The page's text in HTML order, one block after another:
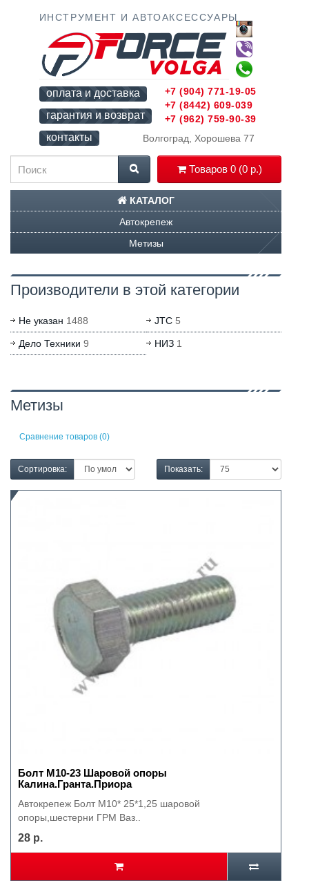
ИНСТРУМЕНТ И АВТОАКСЕССУАРЫ
оплата и доставка
гарантия и возврат
контакты
Волгоград, Хорошева 77
Товаров 0 (0 р.)
+7 (904) 771-19-05
+7 (8442) 609-039
+7 (962) 759-90-39
КАТАЛОГ
Автокрепеж
Метизы
Производители в этой категории
Не указан 1488 JTC5
Дело Техники 9 НИЗ1
Метизы
Сравнение товаров (0)
Сортировка: Показать:
Болт М10-23 Шаровой опоры
Калина.Гранта.Приора
Автокрепеж Болт М10* 25*1,25 шаровой
опоры,шестерни ГРМ Ваз..
28 р.